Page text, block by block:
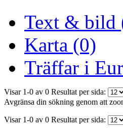
Text & bild
Karta (0)
Träffar i
Visar 1-0 av 0 Resultat per sida:
Avgränsa din sökning genom att
Visar 1-0 av 0 Resultat per sida: